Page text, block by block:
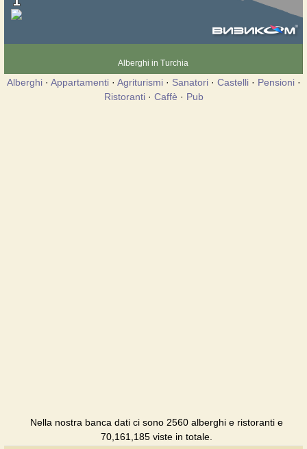
Alberghi in Turchia
Alberghi· Appartamenti· Agriturismi· Sanatori· Castelli· Pensioni·
Ristoranti· Caffè · Pub
Nella nostra banca dati ci sono 2560 alberghi e ristoranti e
70,161,185 viste in totale.